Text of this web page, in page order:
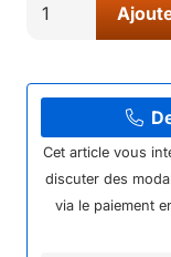
BIELLETTE
ROTULE
130MM
E/A50
Cet article vous
discuter des
via le paiement